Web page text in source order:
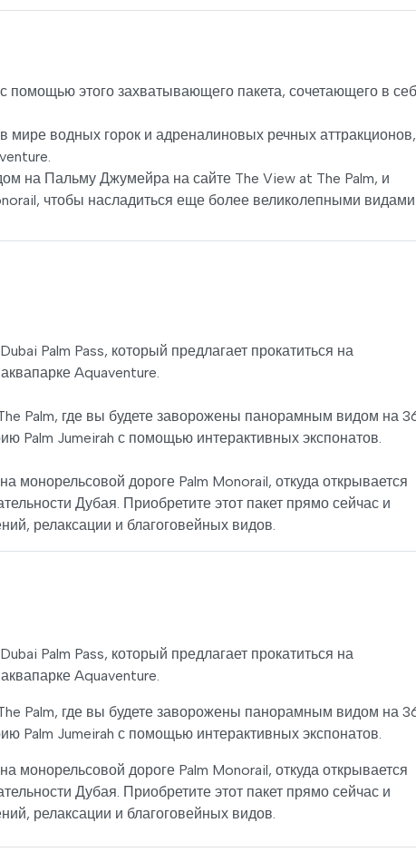
этого захватывающего пакета, сочетающего в
водных горок и адреналиновых речных аттракционов,
на Пальму Джумейра на сайте The View at The Palm, и
чтобы насладиться еще более великолепными
Palm Pass, который предлагает прокатиться на
Aquaventure.
Palm, где вы будете заворожены панорамным видом на
Palm Jumeirah с помощью интерактивных экспонатов.
дороге Palm Monorail, откуда открывается
Дубая. Приобретите этот пакет прямо сейчас и
релаксации и благоговейных видов.
Palm Pass, который предлагает прокатиться на
Aquaventure.
Palm, где вы будете заворожены панорамным видом на
Palm Jumeirah с помощью интерактивных экспонатов.
дороге Palm Monorail, откуда открывается
Дубая. Приобретите этот пакет прямо сейчас и
релаксации и благоговейных видов.